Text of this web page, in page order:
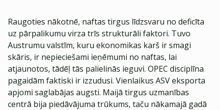
Raugoties nākotnē, naftas tirgus līdzsvaru no deficīta
uz pārpalikumu virza trīs strukturāli faktori. Tuvo
Austrumu valstīm, kuru ekonomikas karš ir smagi
skāris, ir nepieciešami ieņēmumi no naftas, lai
atjaunotos, tādēļ tās palielinās ieguvi. OPEC disciplīna
pagaidām faktiski ir izzudusi. Vienlaikus ASV eksporta
apjomi saglabājas augsti. Maijā tirgus uzmanības
centrā bija piedāvājuma trūkums, taču nākamajā gadā